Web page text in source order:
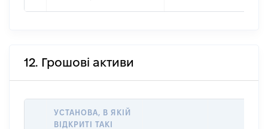
12. Грошові активи
УСТАНОВА, В ЯКІЙ
ВІДКРИТІ ТАКІ